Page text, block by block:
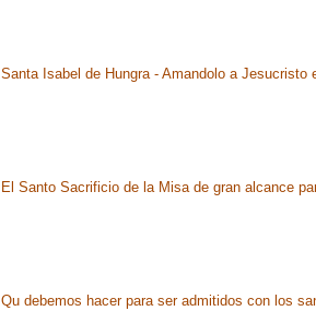
Santa Isabel de Hungra - Amandolo a Jesucristo
El Santo Sacrificio de la Misa de gran alcance
Qu debemos hacer para ser admitidos con los